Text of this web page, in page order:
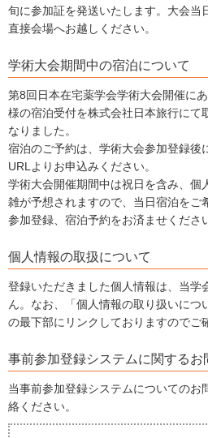
旬に参加証を発送いたします。大会当
直接会場へお越しください。
学術大会期間中の宿泊について
第8回日本在宅薬学会学術大会開催に
様の宿泊受付を株式会社日本旅行にて
なりました。
宿泊のご予約は、学術大会参加登録後
URLよりお申込みください。
学術大会開催期間中は祝日を含み、個
雑が予想されますので、当日宿泊をご
参加登録、宿泊予約をお済ませくださ
個人情報の取扱について
登録いただきました個人情報は、当学
ん。なお、「個人情報の取り扱いにつ
の最下部にリンクしておりますのでご
事前参加登録システムに関するお
当事前参加登録システムについてのお
絡ください。